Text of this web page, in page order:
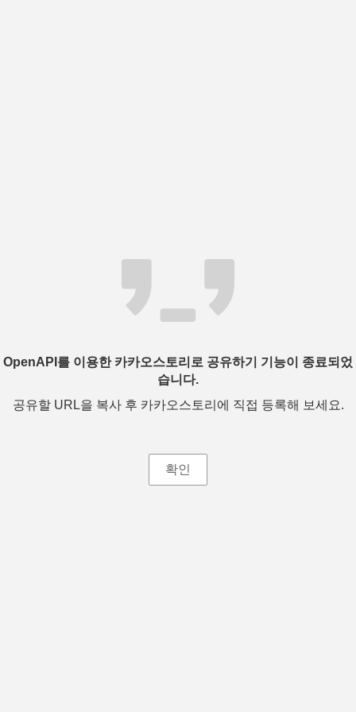
OpenAPI를 이용한 카카오스토리로 공유하기 기능이 종료되었
습니다.
공유할 URL을 복사 후 카카오스토리에 직접 등록해 보세요.
확인